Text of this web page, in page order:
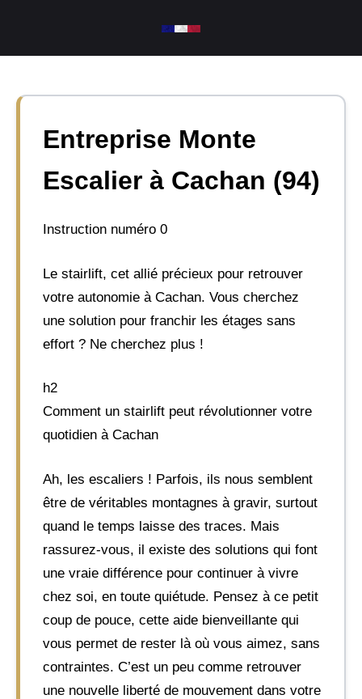
contenu
Entreprise Monte
Escalier à Cachan (94)
Instruction numéro 0
Le stairlift, cet allié précieux pour retrouver
votre autonomie à Cachan. Vous cherchez
une solution pour franchir les étages sans
effort ? Ne cherchez plus !
h2
Comment un stairlift peut révolutionner votre
quotidien à Cachan
Ah, les escaliers ! Parfois, ils nous semblent
être de véritables montagnes à gravir, surtout
quand le temps laisse des traces. Mais
rassurez-vous, il existe des solutions qui font
une vraie différence pour continuer à vivre
chez soi, en toute quiétude. Pensez à ce petit
coup de pouce, cette aide bienveillante qui
vous permet de rester là où vous aimez, sans
contraintes. C’est un peu comme retrouver
une nouvelle liberté de mouvement dans votre